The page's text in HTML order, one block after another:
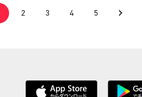
2 3 4 5 ›